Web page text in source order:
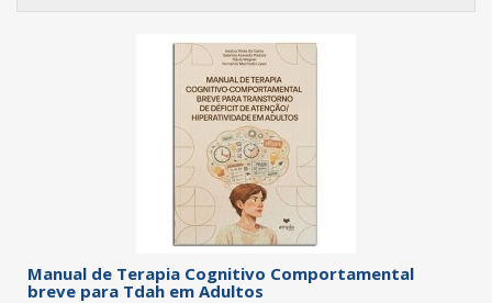
Manual de Terapia Cognitivo Comportamental
breve para Tdah em Adultos